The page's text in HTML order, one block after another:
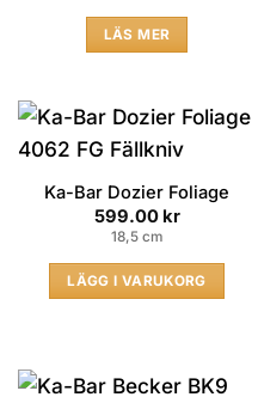
LÄS MER
Ka-Bar Dozier Foliage
599.00 kr
18,5 cm
LÄGG I VARUKORG